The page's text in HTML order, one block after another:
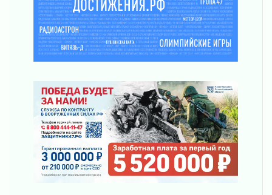
03 августа 2026
Ленобласть отмечает День Воздушно-
десантных войск
02 августа 2026
02 августа 2026
Ленобласть отметила заслуги жителей перед
регионом и страной
02 августа 2026
Ладога — не пруд
02 августа 2026
ПСК через Гослуслуги напомнит жителям
Ленинградской области о неоплаченных